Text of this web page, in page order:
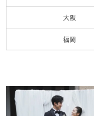
大阪
福岡